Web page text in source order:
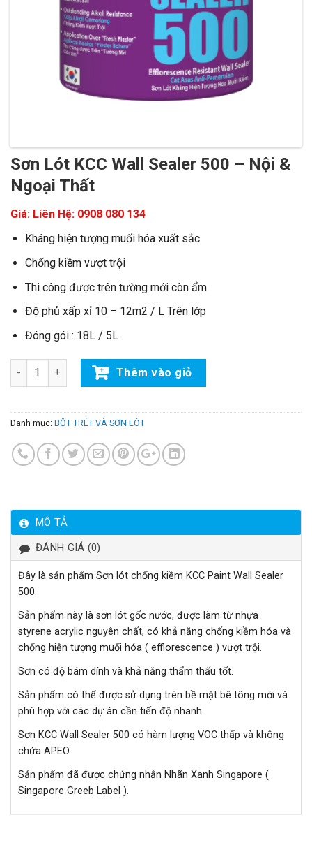
Sơn Lót KCC Wall Sealer 500 – Nội &
Ngoại Thất
Giá: Liên Hệ: 0908 080 134
Kháng hiện tượng muối hóa xuất sắc
Chống kiềm vượt trội
Thi công được trên tường mới còn ẩm
Độ phủ xấp xỉ 10 – 12m2 / L Trên lớp
Đóng gói : 18L / 5L
Số lượng Thêm vào giỏ
Danh mục: BỘT TRÉT VÀ SƠN LÓT
MÔ TẢ
ĐÁNH GIÁ (0)
Đây là sản phẩm Sơn lót chống kiềm KCC Paint Wall Sealer
500.
Sản phẩm này là sơn lót gốc nước, được làm từ nhựa
styrene acrylic nguyên chất, có khả năng chống kiềm hóa và
chống hiện tượng muối hóa ( efflorescence ) vượt trội.
Sơn có độ bám dính và khả năng thẩm thấu tốt.
Sản phẩm có thể được sử dụng trên bề mặt bê tông mới và
phù hợp với các dự án cần tiến độ nhanh.
Sơn KCC Wall Sealer 500 có hàm lượng VOC thấp và không
chứa APEO.
Sản phẩm đã được chứng nhận Nhãn Xanh Singapore (
Singapore Greeb Label ).